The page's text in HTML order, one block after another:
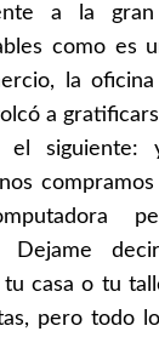
a la gran
como es
la
a
el
Dejame
casa o tu
pero todo